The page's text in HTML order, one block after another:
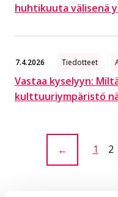
huhtikuuta välisenä
7.4.2026 Tiedotteet
Vastaa kyselyyn:
kulttuuriympäristö
← Sivu:
1 2